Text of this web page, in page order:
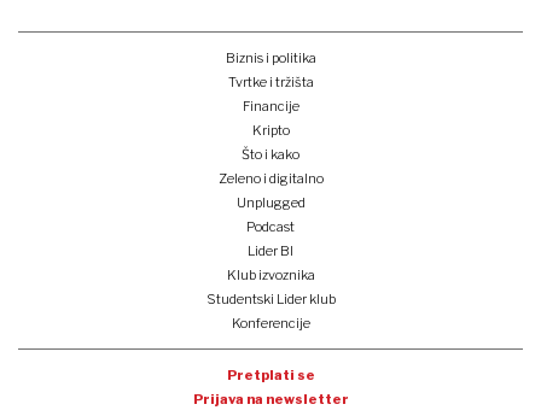
Biznis i politika
Tvrtke i tržišta
Financije
Kripto
Što i kako
Zeleno i digitalno
Unplugged
Podcast
Lider BI
Klub izvoznika
Studentski Lider klub
Konferencije
Pretplati se
Prijava na newsletter